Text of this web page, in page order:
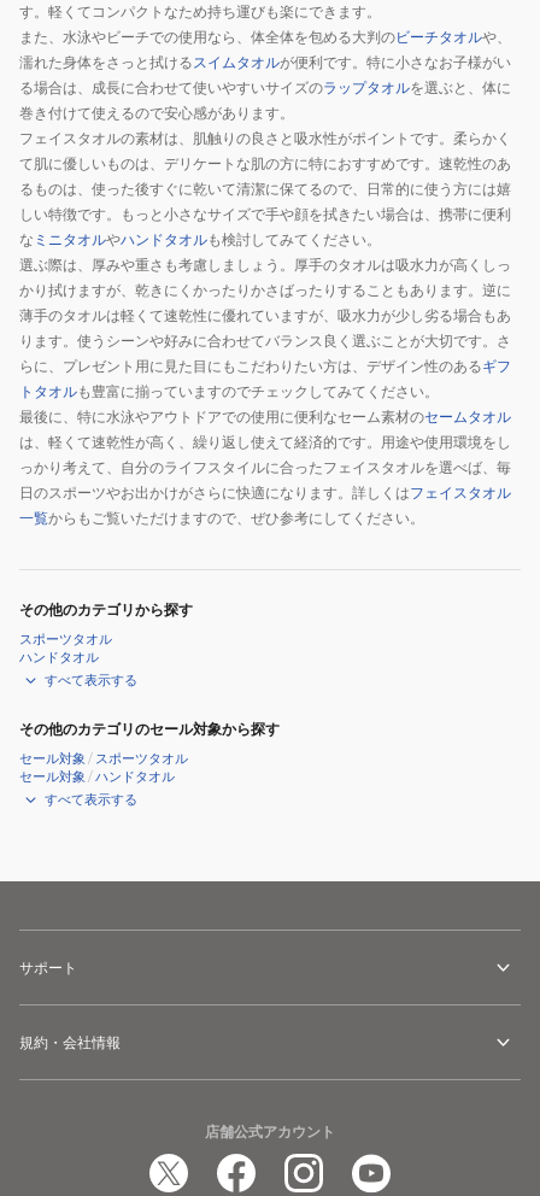
す。軽くてコンパクトなため持ち運びも楽にできます。
また、水泳やビーチでの使用なら、体全体を包める大判のビーチタオルや、
濡れた身体をさっと拭けるスイムタオルが便利です。特に小さなお子様がい
る場合は、成長に合わせて使いやすいサイズのラップタオルを選ぶと、体に
巻き付けて使えるので安心感があります。
フェイスタオルの素材は、肌触りの良さと吸水性がポイントです。柔らかく
て肌に優しいものは、デリケートな肌の方に特におすすめです。速乾性のあ
るものは、使った後すぐに乾いて清潔に保てるので、日常的に使う方には嬉
しい特徴です。もっと小さなサイズで手や顔を拭きたい場合は、携帯に便利
な ミニタオルやハンドタオルも検討してみてください。
選ぶ際は、厚みや重さも考慮しましょう。厚手のタオルは吸水力が高くしっ
かり拭けますが、乾きにくかったりかさばったりすることもあります。逆に
薄手のタオルは軽くて速乾性に優れていますが、吸水力が少し劣る場合もあ
ります。使うシーンや好みに合わせてバランス良く選ぶことが大切です。さ
らに、プレゼント用に見た目にもこだわりたい方は、デザイン性のあるギフ
トタオルも豊富に揃っていますのでチェックしてみてください。
最後に、特に水泳やアウトドアでの使用に便利なセーム素材のセームタオル
は、軽くて速乾性が高く、繰り返し使えて経済的です。用途や使用環境をし
っかり考えて、自分のライフスタイルに合ったフェイスタオルを選べば、毎
日のスポーツやお出かけがさらに快適になります。詳しくはフェイスタオル
一覧からもご覧いただけますので、ぜひ参考にしてください。
その他のカテゴリから探す
スポーツタオル
ハンドタオル
すべて表示する
その他のカテゴリのセール対象から探す
セール対象 / スポーツタオル
セール対象 /ハンドタオル
すべて表示する
サポート
規約・会社情報
店舗公式アカウント